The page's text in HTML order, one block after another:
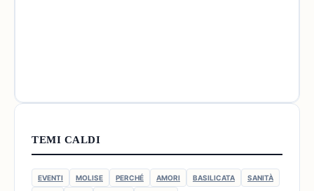
TEMI CALDI
EVENTI MOLISE PERCHÉ AMORI BASILICATA SANITÀ